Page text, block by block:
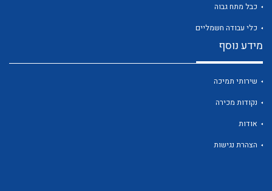
כבל מתח גבוה
כלי עבודה חשמליים
מידע נוסף
שירותי תמיכה
נקודות מכירה
אודות
הצהרת נגישות